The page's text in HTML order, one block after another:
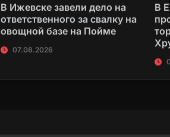
В Ижевске завели дело на
ответственного за свалку на
овощной базе на Пойме
07.08.2026
В